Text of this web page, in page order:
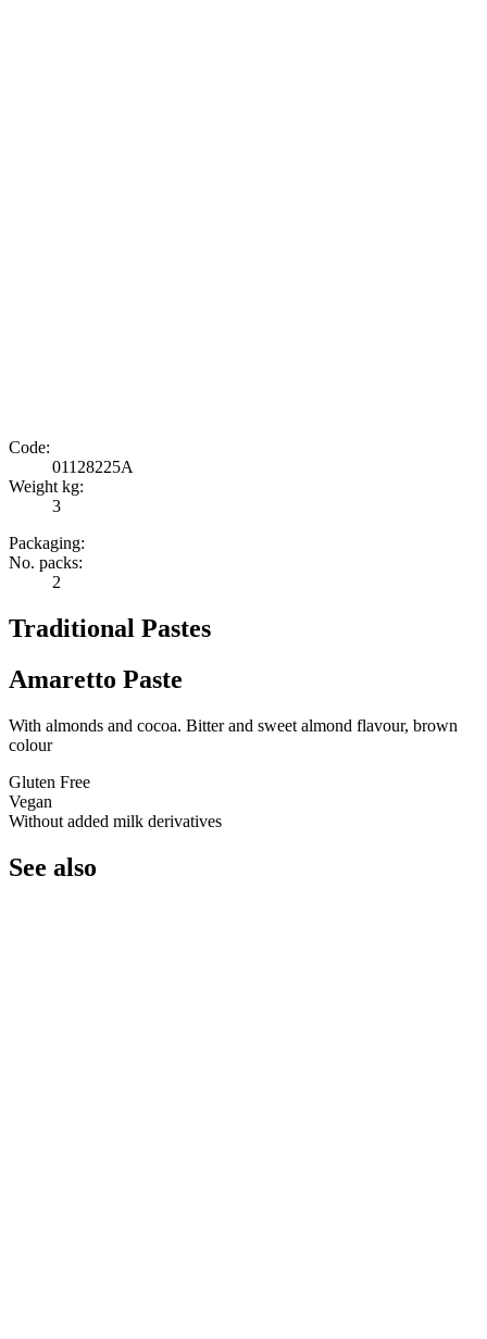
Code:
01128225A
Weight kg:
3
Packaging:
No. packs:
2
Traditional Pastes
Amaretto Paste
With almonds and cocoa. Bitter and sweet almond flavour, brown
colour
Gluten Free
Vegan
Without added milk derivatives
See also